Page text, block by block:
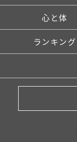
心と体
ランキング